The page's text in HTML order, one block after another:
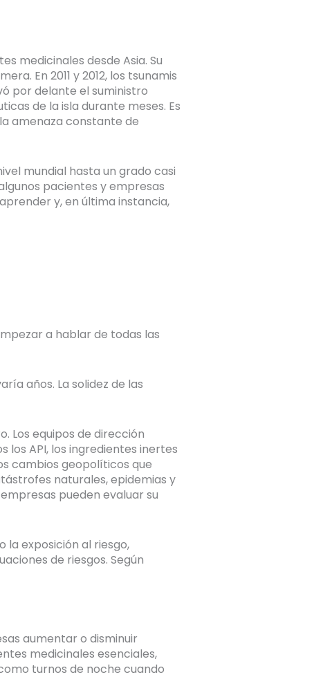
medicinales desde Asia. Su
En 2011 y 2012, los tsunamis
por delante el suministro
de la isla durante meses. Es
amenaza constante de
mundial hasta un grado casi
pacientes y empresas
y, en última instancia,
a hablar de todas las
años. La solidez de las
Los equipos de dirección
los API, los ingredientes inertes
cambios geopolíticos que
naturales, epidemias y
pueden evaluar su
la exposición al riesgo,
de riesgos. Según
aumentar o disminuir
medicinales esenciales,
turnos de noche cuando